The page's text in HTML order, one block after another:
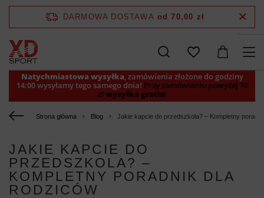
Natychmiastowa wysyłka, zamówienia złożone do godziny
14:00 wysyłamy tego samego dnia! Przy zamówieniu powyżej 70
złwysyłka gratis!
DARMOWA DOSTAWA od 70,00 zł
Strona główna Blog Jakie kapcie do przedszkola? – Kompletny
JAKIE KAPCIE DO
PRZEDSZKOLA? –
KOMPLETNY PORADNIK DLA
RODZICÓW